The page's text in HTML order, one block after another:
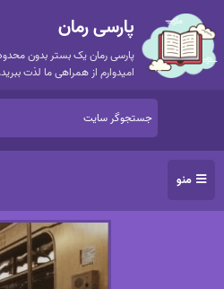
پارسی رمان
پارسی رمان یک بستر بدون
امیدوارم از همراهی ما لذت
منو